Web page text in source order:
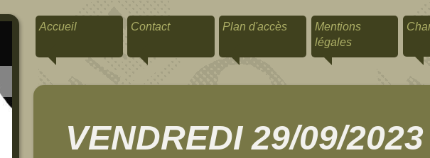
Accueil Contact Plan d'accès
Mentions
légales
VENDREDI 29/09/2023